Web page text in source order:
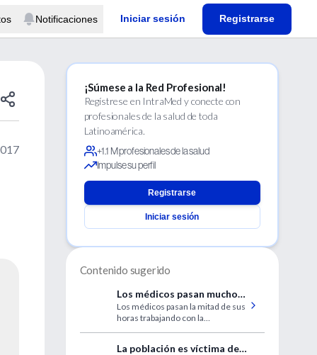
Notificaciones Iniciar sesión Registrarse
¡Súmese a la Red Profesional!
Regístrese en IntraMed y conecte con
profesionales de la salud de toda
Latinoamérica.
+1.1 M profesionales de la salud
Impulse su perfil
Registrarse
Iniciar sesión
Contenido sugerido
Los médicos pasan mucho
tiempo frente a las
pantallas
Los médicos pasan la mitad de sus
horas trabajando con la
La población es víctima de